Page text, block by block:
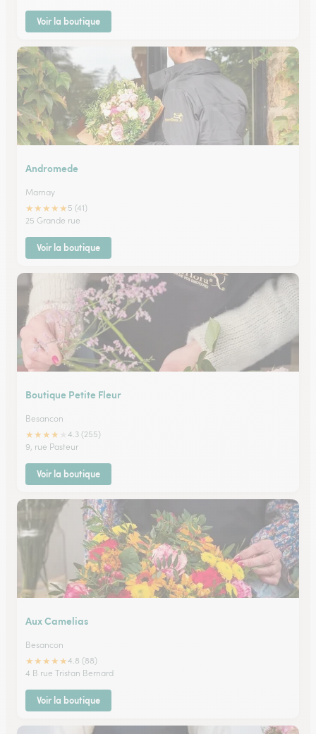
Voir la boutique
Andromede
Marnay
★★★★★ 5 (41)
25 Grande rue
Voir la boutique
Boutique Petite Fleur
Besancon
★★★★
4.3 (255)
9, rue Pasteur
Voir la boutique
Aux Camelias
Besancon
★★★★★4.8 (88)
4 B rue Tristan Bernard
Voir la boutique